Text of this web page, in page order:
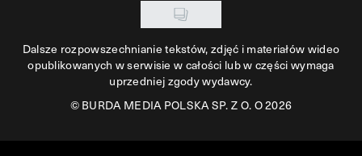
Dalsze rozpowszechnianie tekstów, zdjęć i materiałów wideo
opublikowanych w serwisie w całości lub w części wymaga
uprzedniej zgody wydawcy.
©BURDA MEDIA POLSKA SP. Z O. O 2026